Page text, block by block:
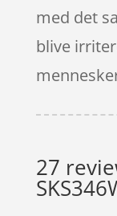
med det
blive
27